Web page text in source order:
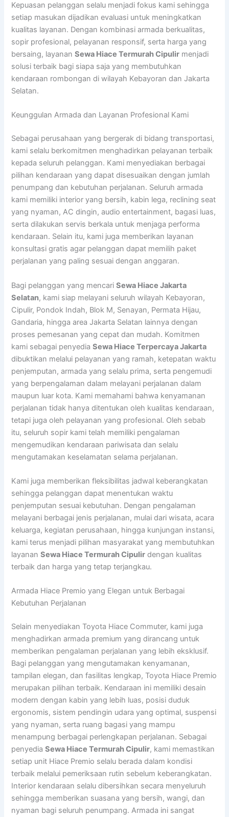
Kepuasan pelanggan selalu menjadi fokus kami sehingga
setiap masukan dijadikan evaluasi untuk meningkatkan
kualitas layanan. Dengan kombinasi armada berkualitas,
sopir profesional, pelayanan responsif, serta harga yang
bersaing, layananSewa Hiace Termurah Cipulir menjadi
solusi terbaik bagi siapa saja yang membutuhkan
kendaraan rombongan di wilayah Kebayoran dan Jakarta
Selatan.
Keunggulan Armada dan Layanan Profesional Kami
Sebagai perusahaan yang bergerak di bidang transportasi,
kami selalu berkomitmen menghadirkan pelayanan terbaik
kepada seluruh pelanggan. Kami menyediakan berbagai
pilihan kendaraan yang dapat disesuaikan dengan jumlah
penumpang dan kebutuhan perjalanan. Seluruh armada
kami memiliki interior yang bersih, kabin lega, reclining seat
yang nyaman, AC dingin, audio entertainment, bagasi luas,
serta dilakukan servis berkala untuk menjaga performa
kendaraan. Selain itu, kami juga memberikan layanan
konsultasi gratis agar pelanggan dapat memilih paket
perjalanan yang paling sesuai dengan anggaran.
Bagi pelanggan yang mencariSewa Hiace Jakarta
Selatan, kami siap melayani seluruh wilayah Kebayoran,
Cipulir, Pondok Indah, Blok M, Senayan, Permata Hijau,
Gandaria, hingga area Jakarta Selatan lainnya dengan
proses pemesanan yang cepat dan mudah. Komitmen
kami sebagai penyediaSewa Hiace Terpercaya Jakarta
dibuktikan melalui pelayanan yang ramah, ketepatan waktu
penjemputan, armada yang selalu prima, serta pengemudi
yang berpengalaman dalam melayani perjalanan dalam
maupun luar kota. Kami memahami bahwa kenyamanan
perjalanan tidak hanya ditentukan oleh kualitas kendaraan,
tetapi juga oleh pelayanan yang profesional. Oleh sebab
itu, seluruh sopir kami telah memiliki pengalaman
mengemudikan kendaraan pariwisata dan selalu
mengutamakan keselamatan selama perjalanan.
Kami juga memberikan fleksibilitas jadwal keberangkatan
sehingga pelanggan dapat menentukan waktu
penjemputan sesuai kebutuhan. Dengan pengalaman
melayani berbagai jenis perjalanan, mulai dari wisata, acara
keluarga, kegiatan perusahaan, hingga kunjungan instansi,
kami terus menjadi pilihan masyarakat yang membutuhkan
layananSewa Hiace Termurah Cipulir dengan kualitas
terbaik dan harga yang tetap terjangkau.
Armada Hiace Premio yang Elegan untuk Berbagai
Kebutuhan Perjalanan
Selain menyediakan Toyota Hiace Commuter, kami juga
menghadirkan armada premium yang dirancang untuk
memberikan pengalaman perjalanan yang lebih eksklusif.
Bagi pelanggan yang mengutamakan kenyamanan,
tampilan elegan, dan fasilitas lengkap, Toyota Hiace Premio
merupakan pilihan terbaik. Kendaraan ini memiliki desain
modern dengan kabin yang lebih luas, posisi duduk
ergonomis, sistem pendingin udara yang optimal, suspensi
yang nyaman, serta ruang bagasi yang mampu
menampung berbagai perlengkapan perjalanan. Sebagai
penyediaSewa Hiace Termurah Cipulir, kami memastikan
setiap unit Hiace Premio selalu berada dalam kondisi
terbaik melalui pemeriksaan rutin sebelum keberangkatan.
Interior kendaraan selalu dibersihkan secara menyeluruh
sehingga memberikan suasana yang bersih, wangi, dan
nyaman bagi seluruh penumpang. Armada ini sangat